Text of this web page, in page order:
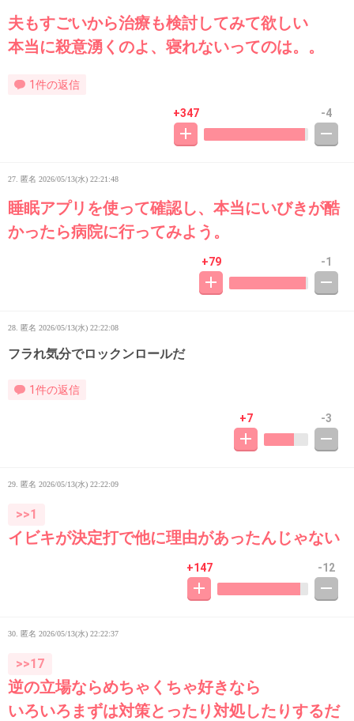
夫もすごいから治療も検討してみて欲しい
本当に殺意湧くのよ、寝れないってのは。。
1件の返信
+347 -4
27. 匿名 2026/05/13(水) 22:21:48
睡眠アプリを使って確認し、本当にいびきが酷
かったら病院に行ってみよう。
+79 -1
28. 匿名 2026/05/13(水) 22:22:08
フラれ気分でロックンロールだ
1件の返信
+7 -3
29. 匿名 2026/05/13(水) 22:22:09
>>1
イビキが決定打で他に理由があったんじゃない
+147 -12
30. 匿名 2026/05/13(水) 22:22:37
>>17
逆の立場ならめちゃくちゃ好きなら
いろいろまずは対策とったり対処したりするだ